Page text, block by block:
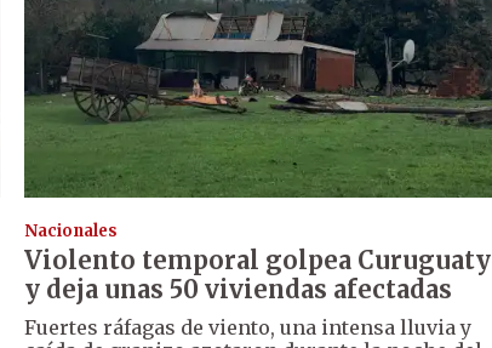
Nacionales
Violento temporal golpea Curuguaty
y deja unas 50 viviendas afectadas
Fuertes ráfagas de viento, una intensa lluvia y